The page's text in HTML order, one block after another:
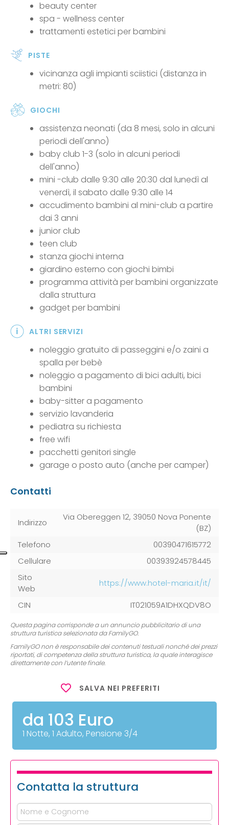
beauty center
spa - wellness center
trattamenti estetici per bambini
PISTE
vicinanza agli impianti sciistici (distanza in
metri: 80)
GIOCHI
assistenza neonati (da 8 mesi, solo in alcuni
periodi dell'anno)
baby club 1-3 (solo in alcuni periodi
dell'anno)
mini -club dalle 9:30 alle 20:30 dal lunedì al
venerdì, il sabato dalle 9:30 alle 14
accudimento bambini al mini-club a partire
dai 3 anni
junior club
teen club
stanza giochi interna
giardino esterno con giochi bimbi
programma attività per bambini organizzate
dalla struttura
gadget per bambini
ALTRI SERVIZI
noleggio gratuito di passeggini e/o zaini a
spalla per bebè
noleggio a pagamento di bici adulti, bici
bambini
baby-sitter a pagamento
servizio lavanderia
pediatra su richiesta
free wifi
pacchetti genitori single
garage o posto auto (anche per camper)
Contatti
Indirizzo
Via Obereggen 12, 39050 Nova Ponente
(BZ)
Telefono
00390471615772
Cellulare
00393924578445
Sito
Web
https://www.hotel-maria.it/it/
CIN IT021059A1DHXQDV8O
Questa pagina corrisponde a un annuncio pubblicitario di una
struttura turistica selezionata da FamilyGO.
FamilyGO non è responsabile dei contenuti testuali nonché dei prezzi
riportati, di competenza della struttura turistica, la quale interagisce
direttamente con l’utente finale.
SALVA NEI PREFERITI
da 103 Euro
1 Notte, 1 Adulto, Pensione 3/4
Contatta la struttura